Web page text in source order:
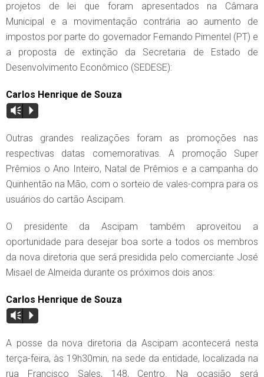
projetos de lei que foram apresentados na Câmara
Municipal e a movimentação contrária ao aumento de
impostos por parte do governador Fernando Pimentel (PT) e
a proposta de extinção da Secretaria de Estado de
Desenvolvimento Econômico (SEDESE):
Carlos Henrique de Souza
Vm P
Outras grandes realizações foram as promoções nas
respectivas datas comemorativas. A promoção Super
Prêmios o Ano Inteiro, Natal de Prêmios e a campanha do
Quinhentão na Mão, com o sorteio de vales-compra para os
usuários do cartão Ascipam.
O presidente da Ascipam também aproveitou a
oportunidade para desejar boa sorte a todos os membros
da nova diretoria que será presidida pelo comerciante José
Misael de Almeida durante os próximos dois anos:
Carlos Henrique de Souza
Vm P
A posse da nova diretoria da Ascipam acontecerá nesta
terça-feira, às 19h30min, na sede da entidade, localizada na
rua Francisco Sales, 148, Centro. Na ocasião será